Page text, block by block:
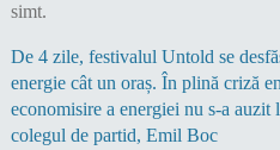
simt.
De 4 zile, festivalul Untold se
energie cât un oraș. În plină criză
economisire a energiei nu s-a
colegul de partid, Emil Boc